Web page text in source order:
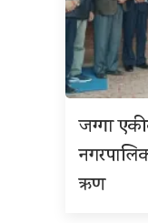
जग्गा
ऋण